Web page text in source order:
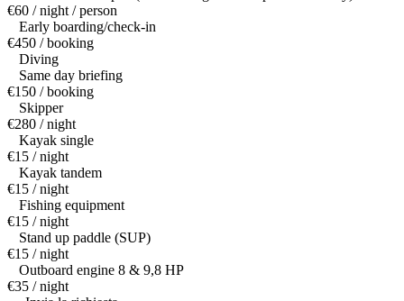
€60 / night / person
Early boarding/check-in
€450 / booking
Diving
Same day briefing
€150 / booking
Skipper
€280 / night
Kayak single
€15 / night
Kayak tandem
€15 / night
Fishing equipment
€15 / night
Stand up paddle (SUP)
€15 / night
Outboard engine 8 & 9,8 HP
€35 / night